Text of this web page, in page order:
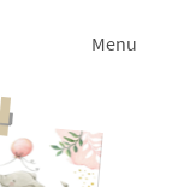
Menu